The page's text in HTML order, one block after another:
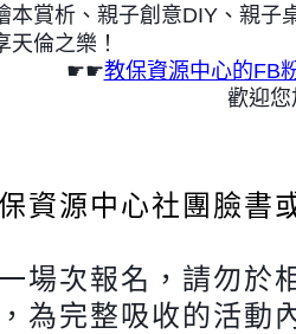
本賞析、親子創意DIY、親
倫之樂！
☛☛教保資源中心的FB
歡迎您
資源中心社團臉書
場次報名，請勿於
為完整吸收的活動